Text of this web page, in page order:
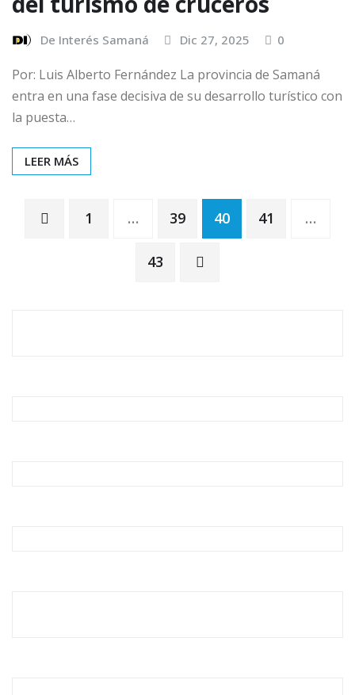
De Interés Samaná Dic 27, 2025 0
Por: Luis Alberto Fernández La provincia de Samaná
entra en una fase decisiva de su desarrollo turístico con
la puesta…
LEER MÁS
1 … 39 40 41 …
43